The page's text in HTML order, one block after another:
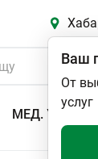
МЕД. УСЛУГИ
Ваш
От
услуг